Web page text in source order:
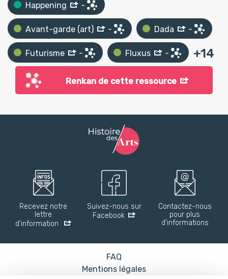
Happening -
Avant-garde (art) - Dada -
Futurisme - Fluxus - +14
Renkan de cette ressource
Recevez notre
lettre
d'information
Suivez-nous sur
Facebook
Contactez-nous
pour plus
d'informations
FAQ
Mentions légales